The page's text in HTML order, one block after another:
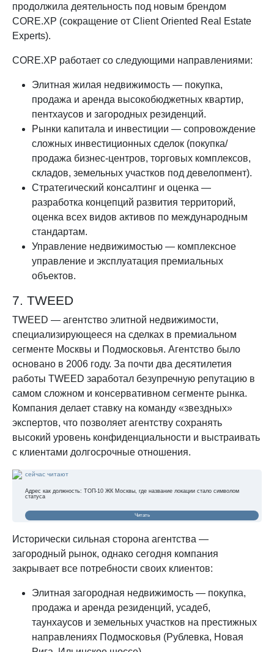
продолжила деятельность под новым брендом
CORE.XP (сокращение от Client Oriented Real Estate
Experts).
CORE.XP работает со следующими направлениями:
Элитная жилая недвижимость — покупка,
продажа и аренда высокобюджетных квартир,
пентхаусов и загородных резиденций.
Рынки капитала и инвестиции — сопровождение
сложных инвестиционных сделок (покупка/
продажа бизнес-центров, торговых комплексов,
складов, земельных участков под девелопмент).
Стратегический консалтинг и оценка —
разработка концепций развития территорий,
оценка всех видов активов по международным
стандартам.
Управление недвижимостью — комплексное
управление и эксплуатация премиальных
объектов.
7. TWEED
TWEED — агентство элитной недвижимости,
специализирующееся на сделках в премиальном
сегменте Москвы и Подмосковья. Агентство было
основано в 2006 году. За почти два десятилетия
работы TWEED заработал безупречную репутацию в
самом сложном и консервативном сегменте рынка.
Компания делает ставку на команду «звездных»
экспертов, что позволяет агентству сохранять
высокий уровень конфиденциальности и выстраивать
с клиентами долгосрочные отношения.
сейчас читают
Адрес как должность: ТОП-10 ЖК Москвы, где название локации стало символом
статуса
Читать
Исторически сильная сторона агентства —
загородный рынок, однако сегодня компания
закрывает все потребности своих клиентов:
Элитная загородная недвижимость — покупка,
продажа и аренда резиденций, усадеб,
таунхаусов и земельных участков на престижных
направлениях Подмосковья (Рублевка, Новая